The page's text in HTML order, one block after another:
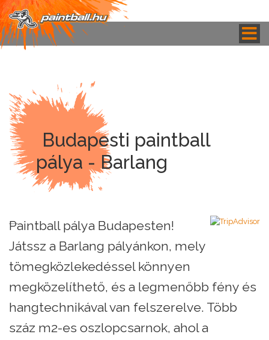
Budapesti paintball
pálya - Barlang
Paintball pálya Budapesten!
Játssz a Barlang pályánkon, mely
tömegközlekedéssel könnyen
megközelíthető, és a legmenőbb fény és
hangtechnikával van felszerelve. Több
száz m2-es oszlopcsarnok, ahol a